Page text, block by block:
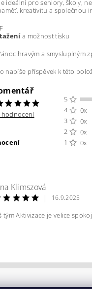
ideální pro seniory, školy,
kreativitu a společnou
a možnost tisku
hravým a smysluplným
napíše příspěvek k této
hodnocení
5
4
0x
3
0x
2
0x
1
0x
Klimszová
|
16.9.2025
tým Aktivizace je velice